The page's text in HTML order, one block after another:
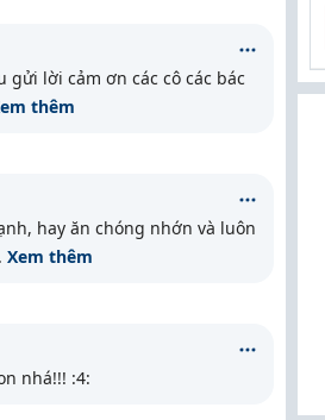
gửi lời cảm ơn các cô các bác
thêm
hay ăn chóng nhớn và luôn
Xem thêm
nhá!!! :4: